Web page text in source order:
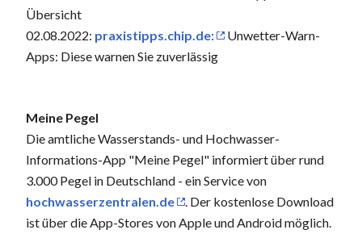
Übersicht
02.08.2022: praxistipps.chip.de:
Unwetter-Warn-
Apps: Diese warnen Sie zuverlässig
Meine Pegel
Die amtliche Wasserstands- und Hochwasser-
Informations-App "Meine Pegel" informiert über rund
3.000 Pegel in Deutschland - ein Service von
hochwasserzentralen.de
. Der kostenlose Download
ist über die App-Stores von Apple und Android möglich.